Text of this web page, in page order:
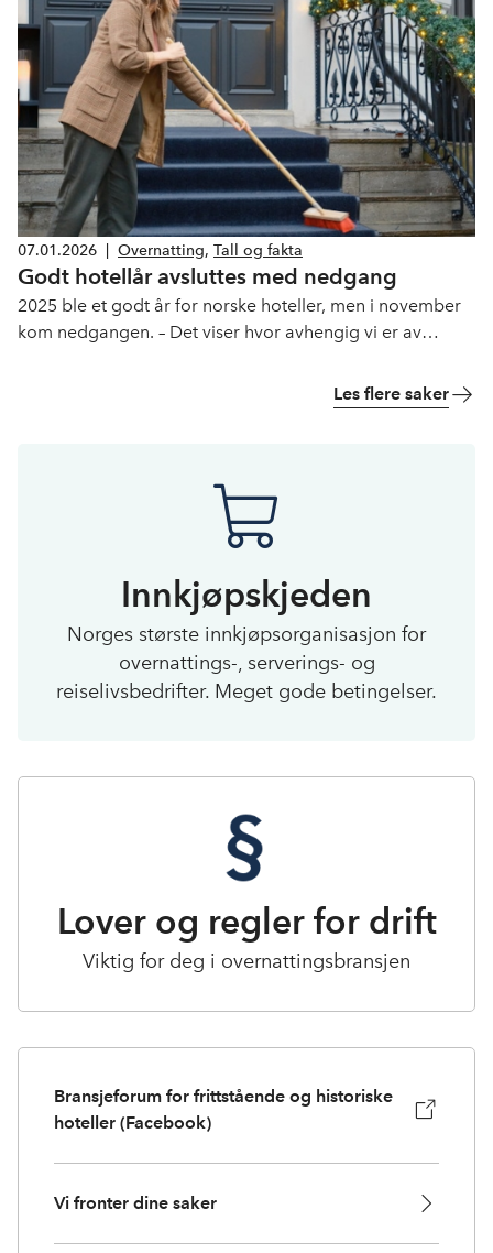
07.01.2026 Overnatting, Tall og fakta
Godt hotellår avsluttes med nedgang
2025 ble et godt år for norske hoteller, men i november
kom nedgangen. – Det viser hvor avhengig vi er av
Les flere saker
Innkjøpskjeden
Norges største innkjøpsorganisasjon for
overnattings-, serverings- og
reiselivsbedrifter. Meget gode betingelser.
Lover og regler for drift
Viktig for deg i overnattingsbransjen
Bransjeforum for frittstående og historiske
hoteller (Facebook)
Vi fronter dine saker